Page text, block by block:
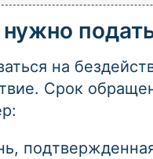
нужно
на
Срок